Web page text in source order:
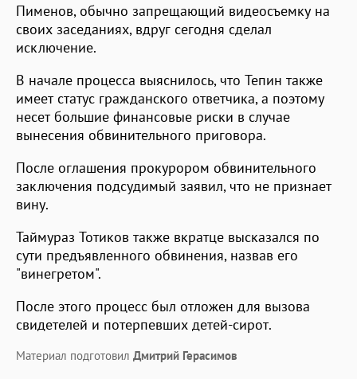
Пименов, обычно запрещающий видеосъемку на
своих заседаниях, вдруг сегодня сделал
исключение.
В начале процесса выяснилось, что Тепин также
имеет статус гражданского ответчика, а поэтому
несет большие финансовые риски в случае
вынесения обвинительного приговора.
После оглашения прокурором обвинительного
заключения подсудимый заявил, что не признает
вину.
Таймураз Тотиков также вкратце высказался по
сути предъявленного обвинения, назвав его
"винегретом".
После этого процесс был отложен для вызова
свидетелей и потерпевших детей-сирот.
Материал подготовил Дмитрий Герасимов